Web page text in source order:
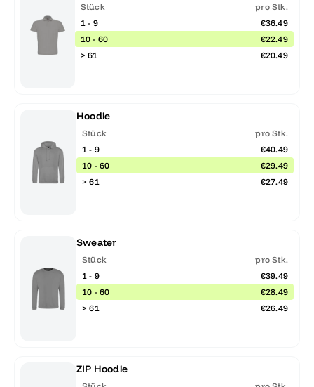
Stück
pro Stk.
1 - 9
€36.49
10 - 60
€22.49
> 61
€20.49
Hoodie
Stück
pro Stk.
1 - 9
€40.49
10 - 60
€29.49
> 61
€27.49
Sweater
Stück
pro Stk.
1 - 9
€39.49
10 - 60
€28.49
> 61
€26.49
ZIP Hoodie